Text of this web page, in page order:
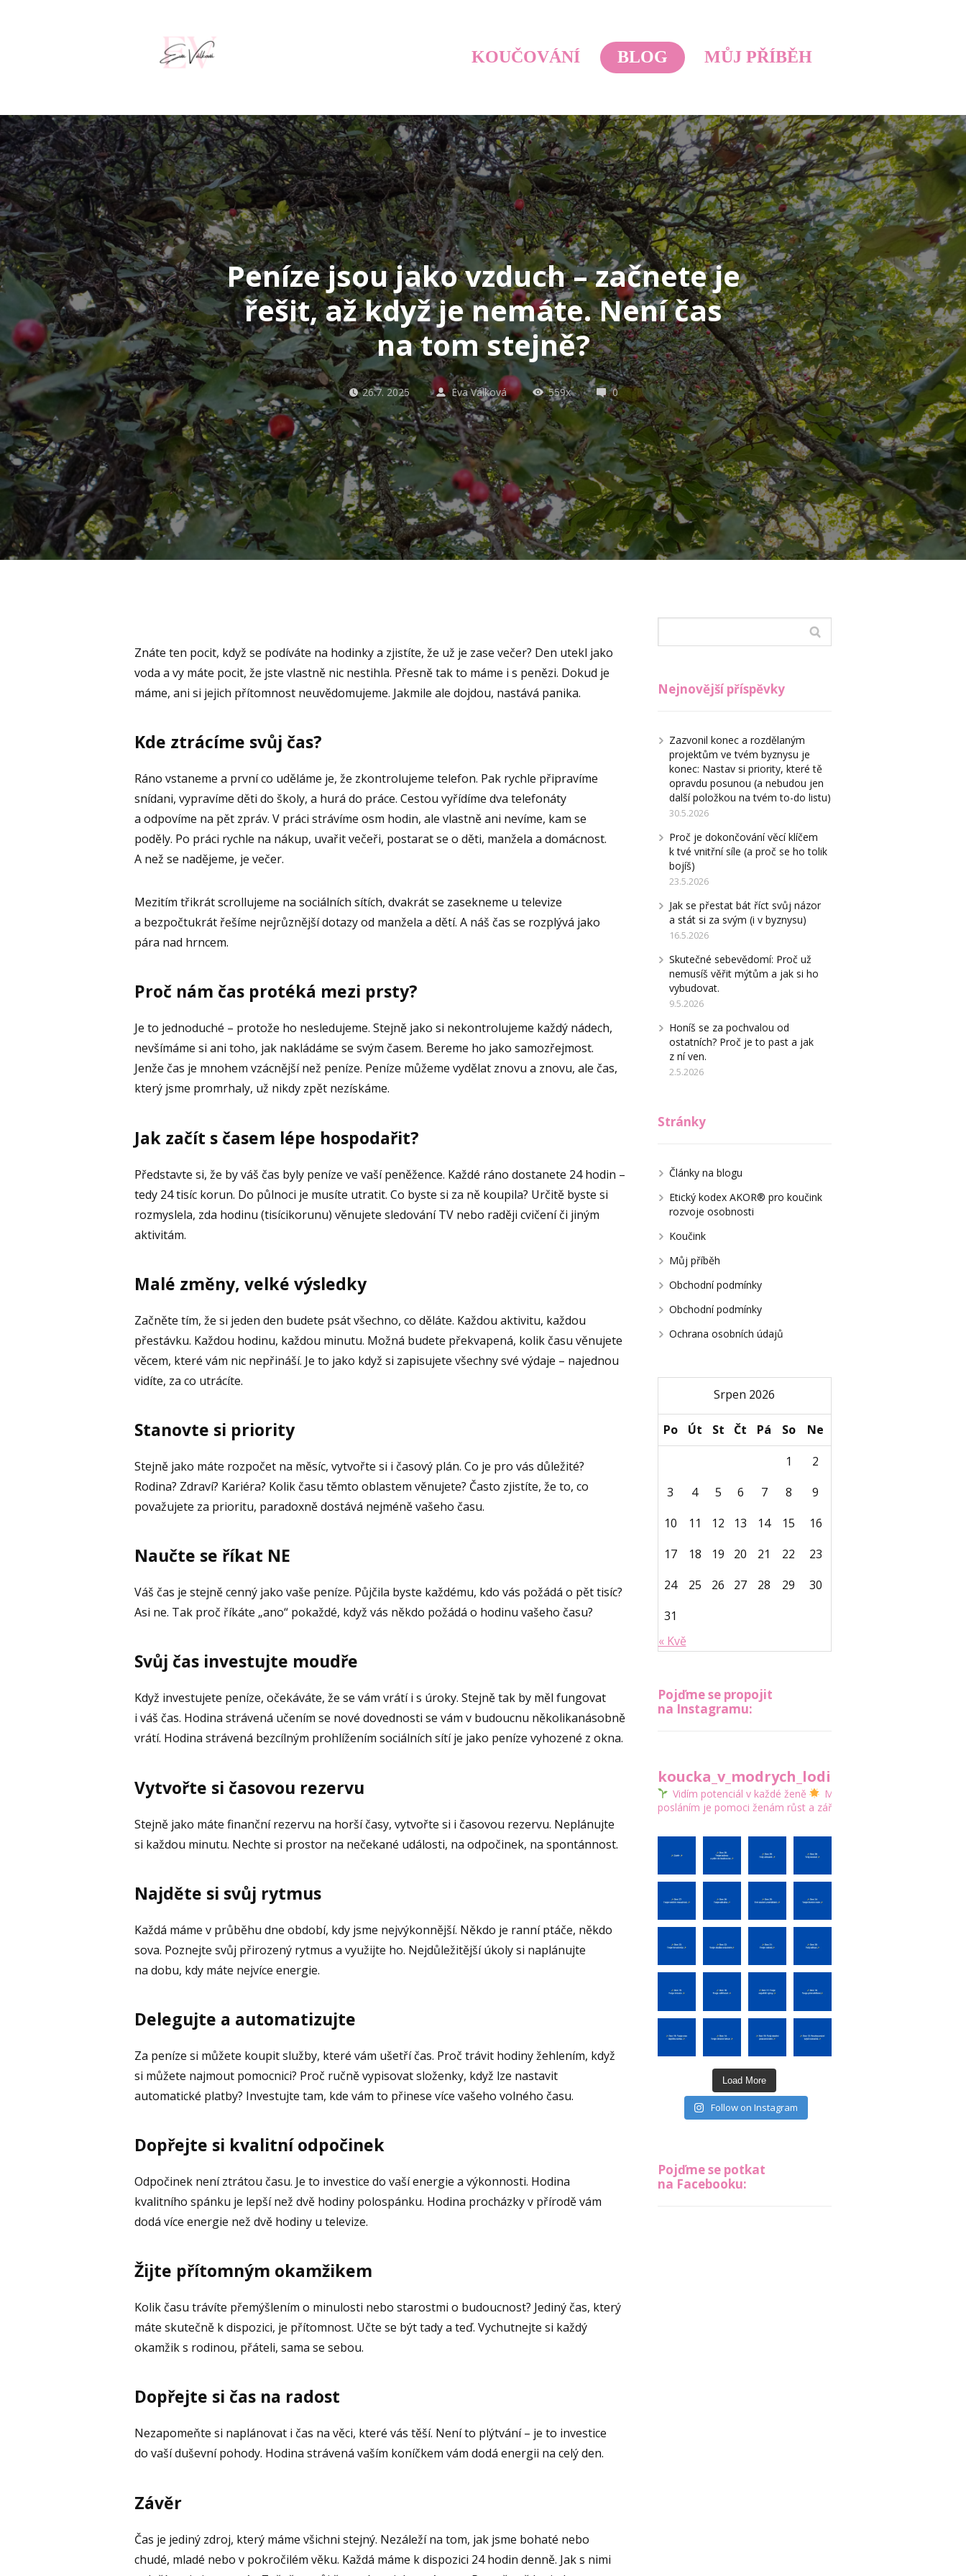
KOUČOVÁNÍ BLOG MŮJ PŘÍBĚH
Peníze jsou jako vzduch – začnete je
řešit, až když je nemáte. Není čas
na tom stejně?
26.7. 2025 Eva Válková 559x 0
Znáte ten pocit, když se podíváte na hodinky a zjistíte, že už je zase večer? Den utekl jako
voda a vy máte pocit, že jste vlastně nic nestihla. Přesně tak to máme i s penězi. Dokud je
máme, ani si jejich přítomnost neuvědomujeme. Jakmile ale dojdou, nastává panika.
Kde ztrácíme svůj čas?
Ráno vstaneme a první co uděláme je, že zkontrolujeme telefon. Pak rychle připravíme
snídani, vypravíme děti do školy, a hurá do práce. Cestou vyřídíme dva telefonáty
a odpovíme na pět zpráv. V práci strávíme osm hodin, ale vlastně ani nevíme, kam se
poděly. Po práci rychle na nákup, uvařit večeři, postarat se o děti, manžela a domácnost.
A než se nadějeme, je večer.
Mezitím třikrát scrollujeme na sociálních sítích, dvakrát se zasekneme u televize
a bezpočtukrát řešíme nejrůznější dotazy od manžela a dětí. A náš čas se rozplývá jako
pára nad hrncem.
Proč nám čas protéká mezi prsty?
Je to jednoduché – protože ho nesledujeme. Stejně jako si nekontrolujeme každý nádech,
nevšímáme si ani toho, jak nakládáme se svým časem. Bereme ho jako samozřejmost.
Jenže čas je mnohem vzácnější než peníze. Peníze můžeme vydělat znovu a znovu, ale čas,
který jsme promrhaly, už nikdy zpět nezískáme.
Jak začít s časem lépe hospodařit?
Představte si, že by váš čas byly peníze ve vaší peněžence. Každé ráno dostanete 24 hodin –
tedy 24 tisíc korun. Do půlnoci je musíte utratit. Co byste si za ně koupila? Určitě byste si
rozmyslela, zda hodinu (tisícikorunu) věnujete sledování TV nebo raději cvičení či jiným
aktivitám.
Malé změny, velké výsledky
Začněte tím, že si jeden den budete psát všechno, co děláte. Každou aktivitu, každou
přestávku. Každou hodinu, každou minutu. Možná budete překvapená, kolik času věnujete
věcem, které vám nic nepřináší. Je to jako když si zapisujete všechny své výdaje – najednou
vidíte, za co utrácíte.
Stanovte si priority
Stejně jako máte rozpočet na měsíc, vytvořte si i časový plán. Co je pro vás důležité?
Rodina? Zdraví? Kariéra? Kolik času těmto oblastem věnujete? Často zjistíte, že to, co
považujete za prioritu, paradoxně dostává nejméně vašeho času.
Naučte se říkat NE
Váš čas je stejně cenný jako vaše peníze. Půjčila byste každému, kdo vás požádá o pět tisíc?
Asi ne. Tak proč říkáte „ano“ pokaždé, když vás někdo požádá o hodinu vašeho času?
Svůj čas investujte moudře
Když investujete peníze, očekáváte, že se vám vrátí i s úroky. Stejně tak by měl fungovat
i váš čas. Hodina strávená učením se nové dovednosti se vám v budoucnu několikanásobně
vrátí. Hodina strávená bezcílným prohlížením sociálních sítí je jako peníze vyhozené z okna.
Vytvořte si časovou rezervu
Stejně jako máte finanční rezervu na horší časy, vytvořte si i časovou rezervu. Neplánujte
si každou minutu. Nechte si prostor na nečekané události, na odpočinek, na spontánnost.
Najděte si svůj rytmus
Každá máme v průběhu dne období, kdy jsme nejvýkonnější. Někdo je ranní ptáče, někdo
sova. Poznejte svůj přirozený rytmus a využijte ho. Nejdůležitější úkoly si naplánujte
na dobu, kdy máte nejvíce energie.
Delegujte a automatizujte
Za peníze si můžete koupit služby, které vám ušetří čas. Proč trávit hodiny žehlením, když
si můžete najmout pomocnici? Proč ručně vypisovat složenky, když lze nastavit
automatické platby? Investujte tam, kde vám to přinese více vašeho volného času.
Dopřejte si kvalitní odpočinek
Odpočinek není ztrátou času. Je to investice do vaší energie a výkonnosti. Hodina
kvalitního spánku je lepší než dvě hodiny polospánku. Hodina procházky v přírodě vám
dodá více energie než dvě hodiny u televize.
Žijte přítomným okamžikem
Kolik času trávíte přemýšlením o minulosti nebo starostmi o budoucnost? Jediný čas, který
máte skutečně k dispozici, je přítomnost. Učte se být tady a teď. Vychutnejte si každý
okamžik s rodinou, přáteli, sama se sebou.
Dopřejte si čas na radost
Nezapomeňte si naplánovat i čas na věci, které vás těší. Není to plýtvání – je to investice
do vaší duševní pohody. Hodina strávená vaším koníčkem vám dodá energii na celý den.
Závěr
Čas je jediný zdroj, který máme všichni stejný. Nezáleží na tom, jak jsme bohaté nebo
chudé, mladé nebo v pokročilém věku. Každá máme k dispozici 24 hodin denně. Jak s nimi
Nejnovější příspěvky
Zazvonil konec a rozdělaným
projektům ve tvém byznysu je
konec: Nastav si priority, které tě
opravdu posunou (a nebudou jen
další položkou na tvém to-do listu)
30.5.2026
Proč je dokončování věcí klíčem
k tvé vnitřní síle (a proč se ho tolik
bojíš)
23.5.2026
Jak se přestat bát říct svůj názor
a stát si za svým (i v byznysu)
16.5.2026
Skutečné sebevědomí: Proč už
nemusíš věřit mýtům a jak si ho
vybudovat.
9.5.2026
Honíš se za pochvalou od
ostatních? Proč je to past a jak
z ní ven.
2.5.2026
Stránky
Články na blogu
Etický kodex AKOR® pro koučink
rozvoje osobnosti
Koučink
Můj příběh
Obchodní podmínky
Obchodní podmínky
Ochrana osobních údajů
Srpen 2026
Po Út St Čt Pá So
Ne
1
2
3
4 5 6 7 8
9
10
11 12 13 14 15
16
17
18 19 20 21 22
23
24
25 26 27 28 29
30
31
« Kvě
Pojďme se propojit
na Instagramu:
koucka_v_modrych_lodickach
Vidím potenciál v každé ženě
Mým
posláním je pomoci ženám růst a zářit
Load More
Follow on Instagram
Pojďme se potkat
na Facebooku: